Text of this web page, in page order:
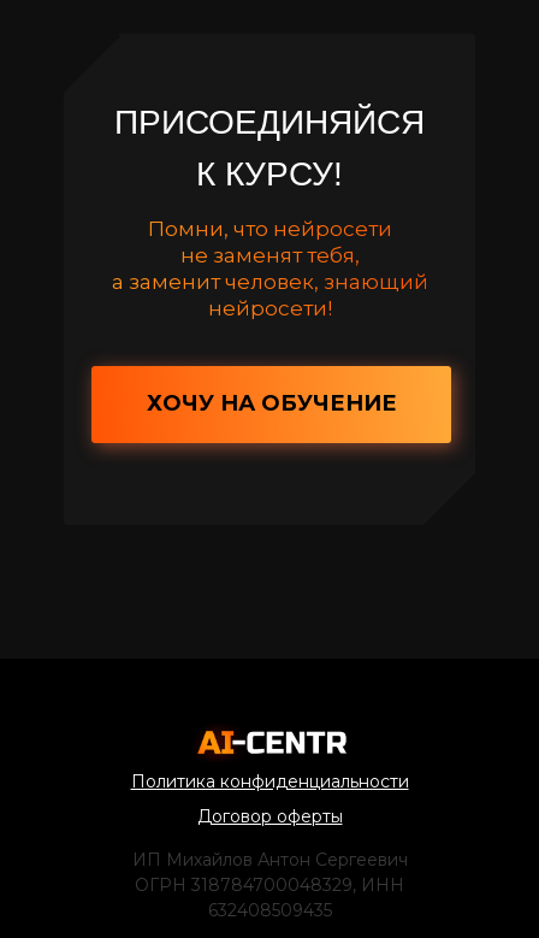
ХОЧУ НА ОБУЧЕНИЕ
ПРИСОЕДИНЯЙСЯ
К КУРСУ!
Помни, что нейросети
не заменят тебя,
а заменит человек, знающий
нейросети!
ИП Михайлов Антон Сергеевич
ОГРН 318784700048329, ИНН
632408509435
Политика конфиденциальности
Договор оферты